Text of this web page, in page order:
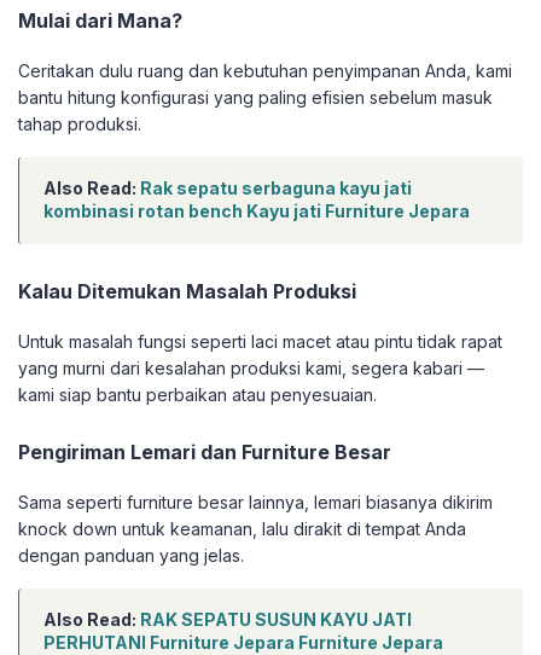
Mulai dari Mana?
Ceritakan dulu ruang dan kebutuhan penyimpanan Anda, kami
bantu hitung konfigurasi yang paling efisien sebelum masuk
tahap produksi.
Also Read: Rak sepatu serbaguna kayu jati
kombinasi rotan bench Kayu jati Furniture Jepara
Kalau Ditemukan Masalah Produksi
Untuk masalah fungsi seperti laci macet atau pintu tidak rapat
yang murni dari kesalahan produksi kami, segera kabari —
kami siap bantu perbaikan atau penyesuaian.
Pengiriman Lemari dan Furniture Besar
Sama seperti furniture besar lainnya, lemari biasanya dikirim
knock down untuk keamanan, lalu dirakit di tempat Anda
dengan panduan yang jelas.
Also Read: RAK SEPATU SUSUN KAYU JATI
PERHUTANI Furniture Jepara Furniture Jepara